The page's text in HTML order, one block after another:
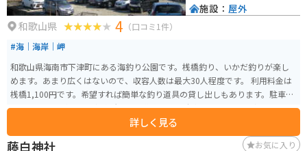
和歌山県 4 （口コミ1件）
#海｜海岸｜岬
和歌山県海南市下津町にある海釣り公園です。桟橋釣り、いかだ釣りが楽し
めます。あまり広くはないので、収容人数は最大30人程度です。 利用料金は
桟橋1,100円です。希望すれば簡単な釣り道具の貸し出しもあります。駐車場
はありませんが、入口事務所へ下る道路の路肩駐車となります。（地元警察
承認）お弁当、パン、ジュース類の販売もあります。
詳しく見る
施設： 屋外
藤白神社 お気に入り